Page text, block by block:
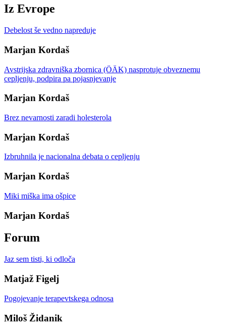
Iz Evrope
Debelost še vedno napreduje
Marjan Kordaš
Avstrijska zdravniška zbornica (ÖÄK) nasprotuje obveznemu
cepljenju, podpira pa pojasnjevanje
Marjan Kordaš
Brez nevarnosti zaradi holesterola
Marjan Kordaš
Izbruhnila je nacionalna debata o cepljenju
Marjan Kordaš
Miki miška ima ošpice
Marjan Kordaš
Forum
Jaz sem tisti, ki odloča
Matjaž Figelj
Pogojevanje terapevtskega odnosa
Miloš Židanik